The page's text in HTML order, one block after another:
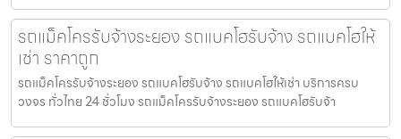
รถแม็คโครรับจ้างระยอง รถแบคโฮรับจ้าง รถแบคโฮให้
เช่า ราคาถูก
รถแม็คโครรับจ้างระยอง รถแบคโฮรับจ้าง รถแบคโฮให้เช่า บริการครบ
วงจร ทั่วไทย 24 ชั่วโมง รถแม็คโครรับจ้างระยอง รถแบคโฮรับจ้า